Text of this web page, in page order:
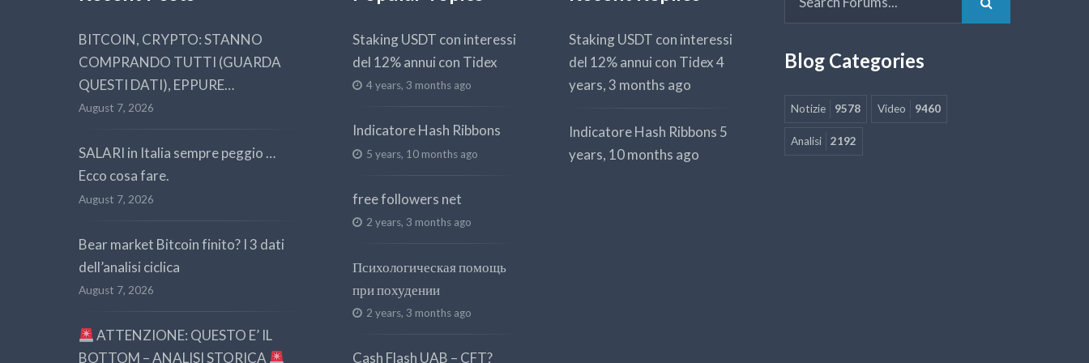
BITCOIN, CRYPTO: STANNO
COMPRANDO TUTTI (GUARDA
QUESTI DATI), EPPURE…
August 7, 2026
SALARI in Italia sempre peggio …
Ecco cosa fare.
August 7, 2026
Bear market Bitcoin finito? I 3 dati
dell’analisi ciclica
August 7, 2026
ATTENZIONE: QUESTO E’ IL
BOTTOM – ANALISI STORICA
Staking USDT con interessi
del 12% annui con Tidex
4 years, 3 months ago
Indicatore Hash Ribbons
5 years, 10 months ago
free followers net
2 years, 3 months ago
Психологическая помощь
при похудении
2 years, 3 months ago
Cash Flash UAB – CFT?
Staking USDT con interessi
del 12% annui con Tidex4
years, 3 months ago
Indicatore Hash Ribbons 5
years, 10 months ago
Blog Categories
Notizie 9578 Video 9460
Analisi 2192